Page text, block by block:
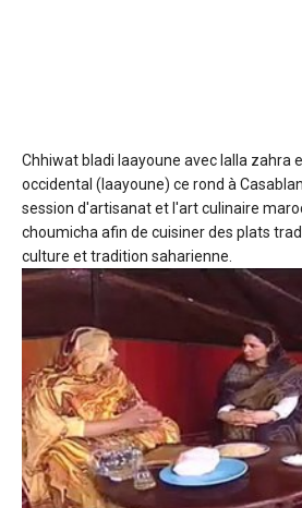
Chhiwat bladi laayoune avec lalla zahra
occidental (laayoune) ce rond à
session d'artisanat et l'art culinaire
choumicha afin de cuisiner des plats
culture et tradition saharienne.